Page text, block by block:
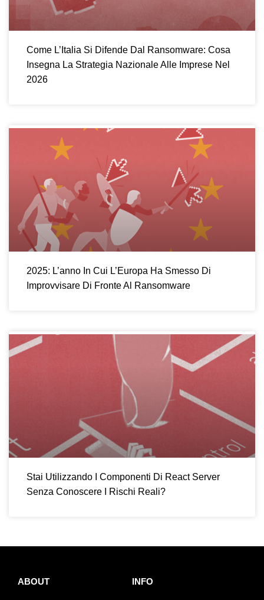
Come L’Italia Si Difende Dal Ransomware: Cosa
Insegna La Strategia Nazionale Alle Imprese Nel
2026
2025: L’anno In Cui L’Europa Ha Smesso Di
Improvvisare Di Fronte Al Ransomware
Stai Utilizzando I Componenti Di React Server
Senza Conoscere I Rischi Reali?
ABOUT INFO